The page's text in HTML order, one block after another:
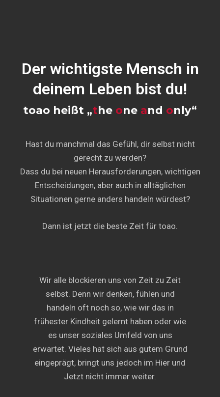
Der wichtigste Mensch in
deinem Leben bist du!
toao heißt „the one and only“
Hast du manchmal das Gefühl, dir selbst nicht
gerecht zu werden?
Dass du bei neuen Herausforderungen, wichtigen
Entscheidungen, aber auch in alltäglichen
Situationen gerne anders handeln würdest?
Dann ist jetzt die beste Zeit für toao.
Wir alle blockieren uns von Zeit zu Zeit
selbst. Denn wir denken, fühlen und
handeln oft noch so, wie wir das in
frühester Kindheit gelernt haben oder wie
es unser soziales Umfeld von uns
erwartet. Vieles hat sich aus gutem Grund
eingeprägt, bringt uns jedoch im Hier und
Jetzt nicht immer weiter.